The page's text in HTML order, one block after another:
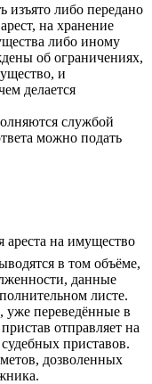
изъято либо передано
на хранение
либо иному
об ограничениях,
и
делается
службой
можно подать
на имущество
в том объёме,
данные
листе.
уже переведённые в
отправляет на
приставов.
дозволенных